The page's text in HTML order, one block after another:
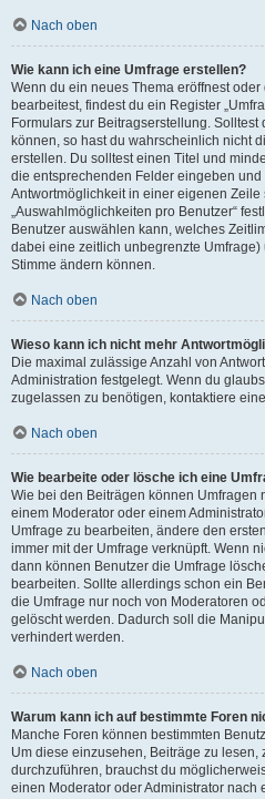
Nach oben
Wie kann ich eine Umfrage erstellen?
Wenn du ein neues Thema eröffnest
bearbeitest, findest du ein Register
Formulars zur Beitragserstellung.
können, so hast du wahrscheinlich nicht
erstellen. Du solltest einen Titel und
die entsprechenden Felder eingeben
Antwortmöglichkeit in einer eigenen Zeile
„Auswahlmöglichkeiten pro Benutzer“
Benutzer auswählen kann, welches
dabei eine zeitlich unbegrenzte
Stimme ändern können.
Nach oben
Wieso kann ich nicht mehr
Die maximal zulässige Anzahl von
Administration festgelegt. Wenn du
zugelassen zu benötigen, kontaktiere
Nach oben
Wie bearbeite oder lösche ich eine
Wie bei den Beiträgen können Umfragen
einem Moderator oder einem
Umfrage zu bearbeiten, ändere den
immer mit der Umfrage verknüpft. Wenn
dann können Benutzer die Umfrage
bearbeiten. Sollte allerdings schon ein
die Umfrage nur noch von Moderatoren
gelöscht werden. Dadurch soll die
verhindert werden.
Nach oben
Warum kann ich auf bestimmte Foren
Manche Foren können bestimmten
Um diese einzusehen, Beiträge zu
durchzuführen, brauchst du
einen Moderator oder Administrator